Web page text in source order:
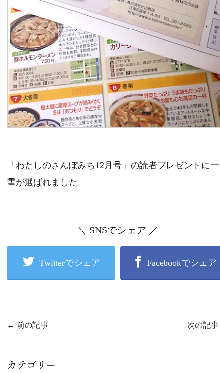
「わたしのさんぽみち12月号」の読者プレゼントに
雪が選ばれました
＼ SNSでシェア ／
Twitterでシェア Facebookでシェア
← 前の記事 次の記事
カテゴリー